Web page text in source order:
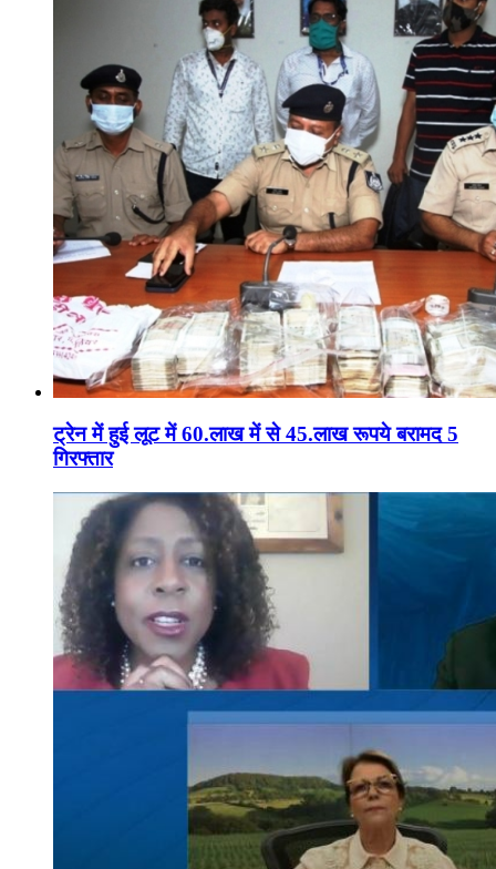
ट्रेन में हुई लूट में 60.लाख में से 45.लाख रूपये बरामद 5
गिरफ्तार